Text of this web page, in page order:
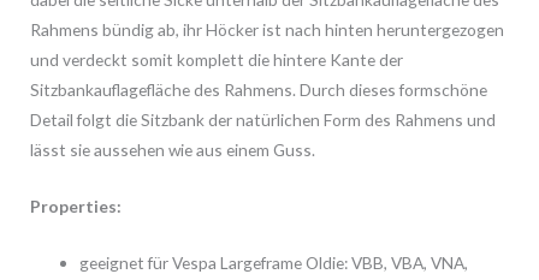
Rahmens bündig ab, ihr Höcker ist nach hinten heruntergezogen
und verdeckt somit komplett die hintere Kante der
Sitzbankauflagefläche des Rahmens. Durch dieses formschöne
Detail folgt die Sitzbank der natürlichen Form des Rahmens und
lässt sie aussehen wie aus einem Guss.
Properties:
geeignet für Vespa Largeframe Oldie: VBB, VBA, VNA,